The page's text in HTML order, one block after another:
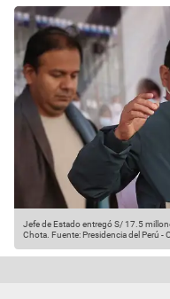
Jefe de Estado entregó S/ 17.5
Chota. Fuente: Presidencia del Perú -